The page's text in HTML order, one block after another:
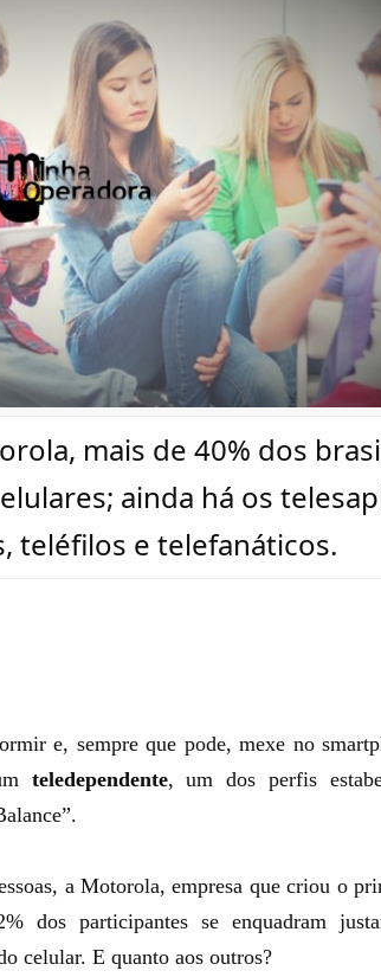
mais de 40% dos
ainda há os
teléfilos e telefanáticos.
e, sempre que pode, mexe no
teledependente, um dos perfis
a Motorola, empresa que criou o
dos participantes se enquadram
celular. E quanto aos outros?